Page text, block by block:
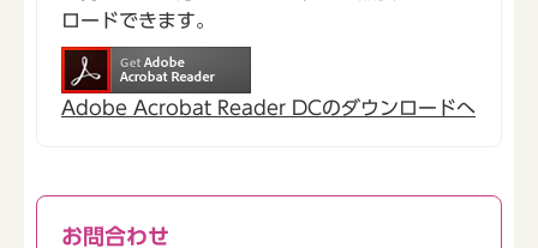
ロードできます。
Adobe Acrobat Reader DCのダウンロードへ
お問合わせ